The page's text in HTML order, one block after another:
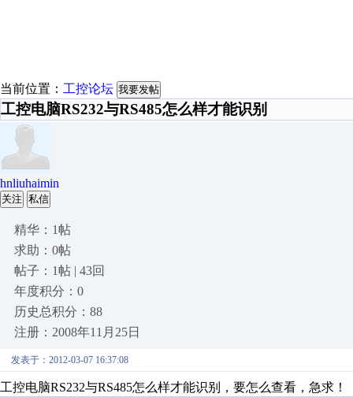
当前位置： 工控论坛 我要发帖
工控电脑RS232与RS485怎么样才能识别
hnliuhaimin
关注 私信
精华：1帖
求助：0帖
帖子：1帖 | 43回
年度积分：0
历史总积分：88
注册：2008年11月25日
发表于：2012-03-07 16:37:08
工控电脑RS232与RS485怎么样才能识别，要怎么查看，急求！